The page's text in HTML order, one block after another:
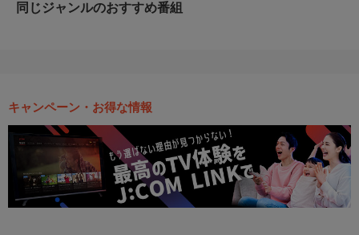
同じジャンルのおすすめ番組
キャンペーン・お得な情報